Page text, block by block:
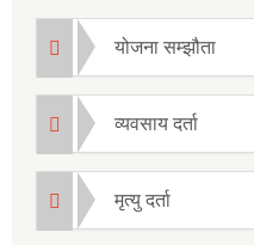
योजना सम्झौता
व्यवसाय दर्ता
मृत्यु दर्ता